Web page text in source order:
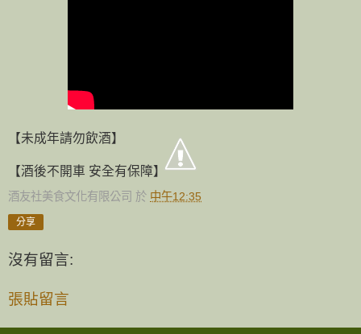
【未成年請勿飲酒】
【酒後不開車 安全有保障】
酒友社美食文化有限公司 於 中午12:35
分享
沒有留言:
張貼留言